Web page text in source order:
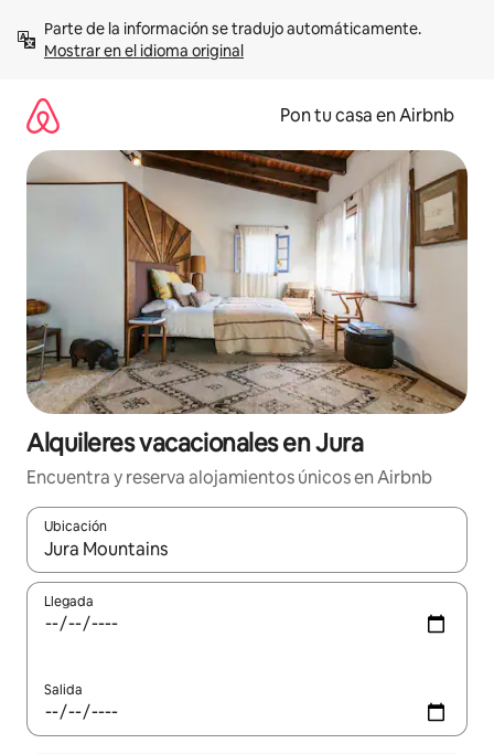
contenidoMostrar en el idioma original
Pon tu casa en Airbnb
Alquileres vacacionales en Jura
Encuentra y reserva alojamientos únicos en Airbnb
Ubicación
Cuando los resultados estén disponibles, navega con las
Llegada
Salida